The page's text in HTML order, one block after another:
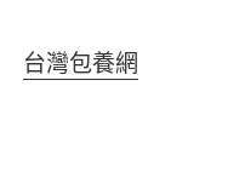
台灣包養網